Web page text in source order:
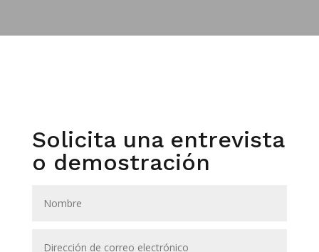
Solicita una entrevista
o demostración